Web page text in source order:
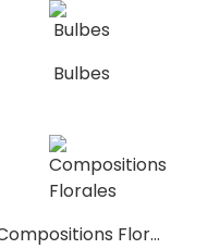
Bulbes
Compositions Florales